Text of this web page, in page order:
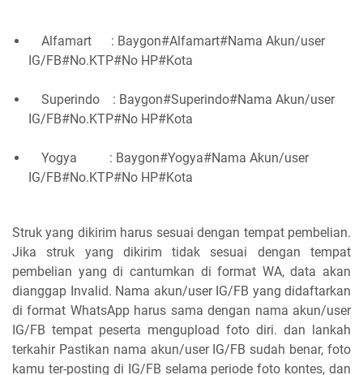
Alfamart : Baygon#Alfamart#Nama Akun/user
IG/FB#No.KTP#No HP#Kota
Superindo : Baygon#Superindo#Nama Akun/user
IG/FB#No.KTP#No HP#Kota
Yogya : Baygon#Yogya#Nama Akun/user
IG/FB#No.KTP#No HP#Kota
Struk yang dikirim harus sesuai dengan tempat pembelian.
Jika struk yang dikirim tidak sesuai dengan tempat
pembelian yang di cantumkan di format WA, data akan
dianggap Invalid. Nama akun/user IG/FB yang didaftarkan
di format WhatsApp harus sama dengan nama akun/user
IG/FB tempat peserta mengupload foto diri. dan lankah
terkahir Pastikan nama akun/user IG/FB sudah benar, foto
kamu ter-posting di IG/FB selama periode foto kontes, dan